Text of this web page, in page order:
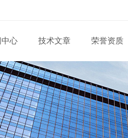
中心 技术文章 荣誉资质